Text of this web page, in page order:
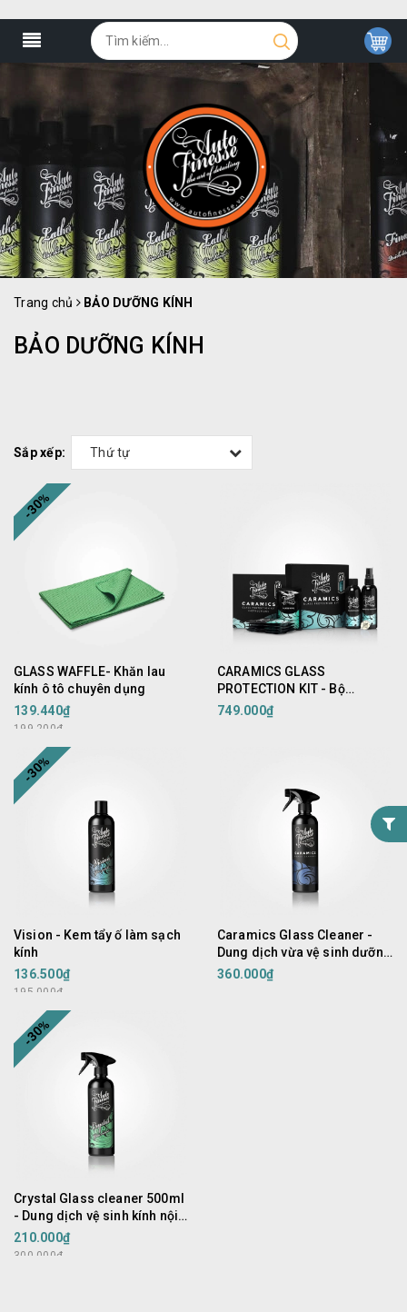
Trang chủ BẢO DƯỠNG KÍNH
BẢO DƯỠNG KÍNH
Sắp xếp: Thứ tự
-30%
GLASS WAFFLE- Khăn lau
kính ô tô chuyên dụng
139.440₫
199.200₫
CARAMICS GLASS
PROTECTION KIT - Bộ
Ceramics bảo vệ kính 1 năm
749.000₫
-30%
Vision - Kem tẩy ố làm sạch
kính
136.500₫
195.000₫
Caramics Glass Cleaner -
Dung dịch vừa vệ sinh dưỡng
kính, chống nhòe tạo hiệu
360.000₫
-30%
Crystal Glass cleaner 500ml
- Dung dịch vệ sinh kính nội
ngoại thất
210.000₫
300.000₫